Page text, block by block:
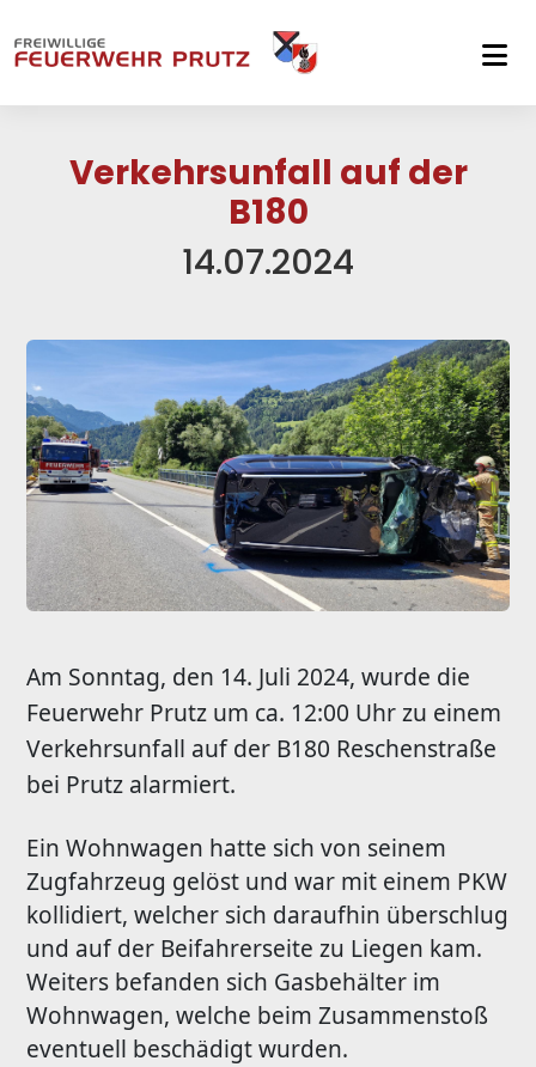
Verkehrsunfall auf der
B180
14.07.2024
Am Sonntag, den 14. Juli 2024, wurde die
Feuerwehr Prutz um ca. 12:00 Uhr zu einem
Verkehrsunfall auf der B180 Reschenstraße
bei Prutz alarmiert.
Ein Wohnwagen hatte sich von seinem
Zugfahrzeug gelöst und war mit einem PKW
kollidiert, welcher sich daraufhin überschlug
und auf der Beifahrerseite zu Liegen kam.
Weiters befanden sich Gasbehälter im
Wohnwagen, welche beim Zusammenstoß
eventuell beschädigt wurden.